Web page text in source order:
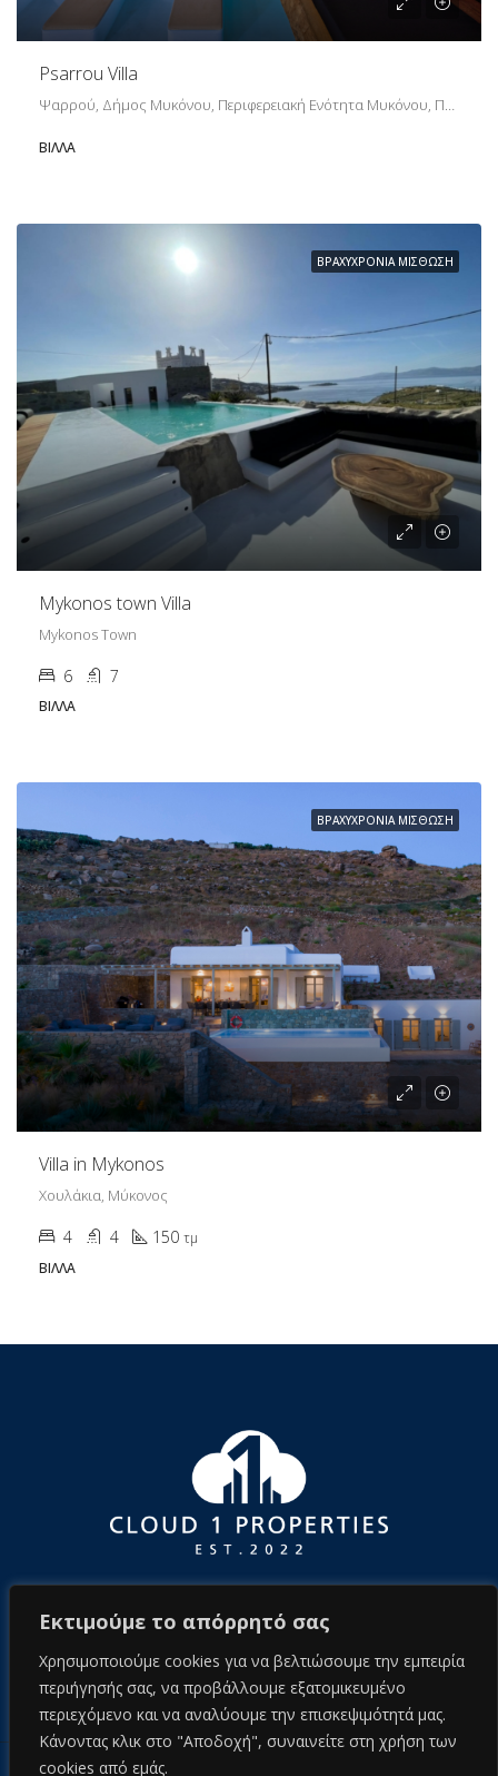
Εκτιμούμε το απόρρητό σας
Χρησιμοποιούμε cookies για να βελτιώσουμε την εμπειρία
περιήγησής σας, να προβάλλουμε εξατομικευμένο
περιεχόμενο και να αναλύουμε την επισκεψιμότητά μας.
Κάνοντας κλικ στο "Αποδοχή", συναινείτε στη χρήση των
cookies από εμάς.
Psarrou Villa
ΒΊΛΛΑ
ΒΡΑΧΥΧΡΌΝΙΑ ΜΊΣΘΩΣΗ
Mykonos town Villa
Mykonos Town
6 7
ΒΊΛΛΑ
ΒΡΑΧΥΧΡΌΝΙΑ ΜΊΣΘΩΣΗ
Villa in Mykonos
Χουλάκια, Μύκονος
4 4 150 τμ
ΒΊΛΛΑ